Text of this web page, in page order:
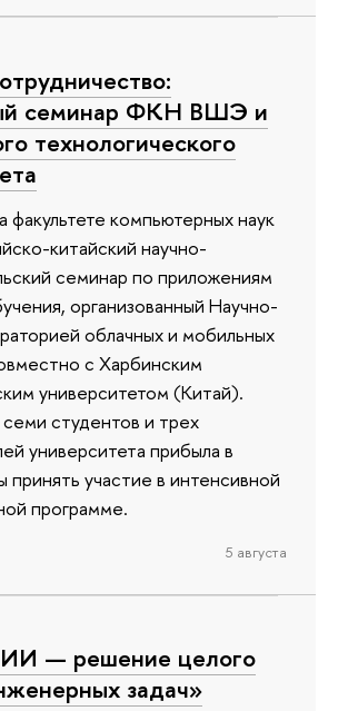
семинар ФКН ВШЭ и
технологического
факультете компьютерных наук
китайский научно-
семинар по приложениям
организованный Научно-
облачных и мобильных
с Харбинским
университетом (Китай).
студентов и трех
университета прибыла в
принять участие в интенсивной
программе.
5 августа
ИИ — решение целого
задач»